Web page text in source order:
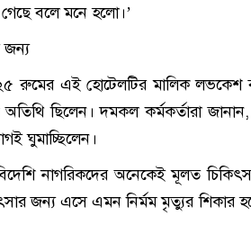
বলে মনে হলো।’
জন্য
২৫ রুমের এই হোটেলটির মালিক লভকেশ
ছিলেন। দমকল কর্মকর্তারা
ঘুমাচ্ছিলেন।
নাগরিকদের অনেকেই মূলত
জন্য এসে এমন নির্মম মৃত্যুর শিকার